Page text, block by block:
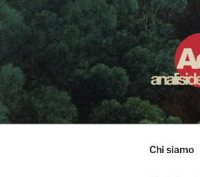
Salta
al
Chi siamo